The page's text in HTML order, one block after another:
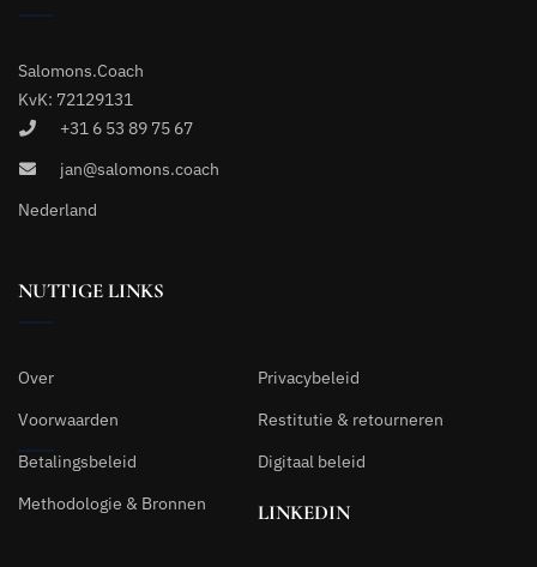
Salomons.Coach
KvK: 72129131
+31 6 53 89 75 67
jan@salomons.coach
Nederland
NUTTIGE LINKS
Over
Privacybeleid
Voorwaarden
Restitutie & retourneren
Betalingsbeleid
Digitaal beleid
Methodologie & Bronnen
LINKEDIN